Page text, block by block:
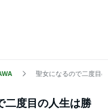
聖女になるので二度目
二度目の人生は勝